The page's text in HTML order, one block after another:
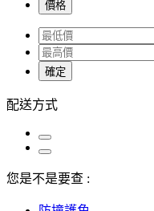
價格
確定
配送方式
您是不是要查 :